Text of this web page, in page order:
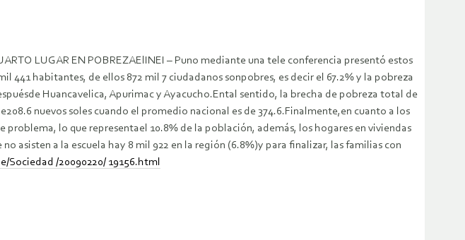
– Puno mediante una tele conferencia presentó estos
habitantes, de ellos 872 mil 7 ciudadanos sonpobres, es decir el 67.2% y la pobreza
Huancavelica, Apurimac y Ayacucho.Ental sentido, la brecha de pobreza total de
nuevos soles cuando el promedio nacional es de 374.6.Finalmente,en cuanto a los
lo que representael 10.8% de la población, además, los hogares en viviendas
asisten a la escuela hay 8 mil 922 en la región (6.8%)y para finalizar, las familias con
Sociedad /20090220/ 19156.html